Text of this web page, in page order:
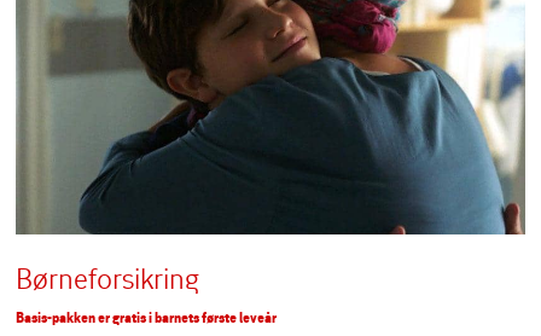
Børneforsikring
Basis-pakken er gratis i barnets første leveår